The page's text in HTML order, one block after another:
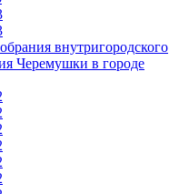
внутригородского
Черемушки в городе